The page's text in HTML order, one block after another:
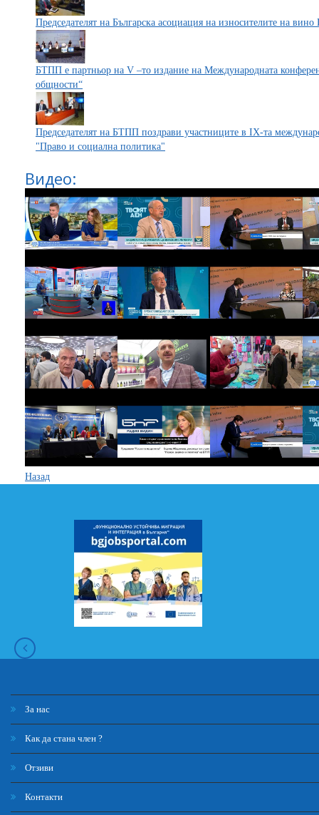
Председателят на Българска асоциация на износителите на
БТПП e партньор на V –то издание на Международната
общности“
Председателят на БТПП поздрави участниците в IX-та
"Право и социална политика"
Видео:
Назад
За нас
Как да стана член ?
Отзиви
Контакти